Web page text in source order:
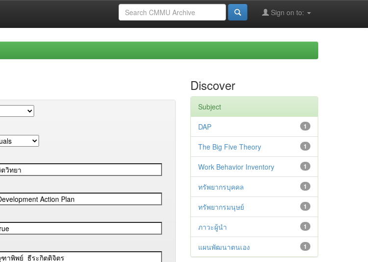
Sign on to:
Discover
Subject
1
DAP
1
The Big Five Theory
1
Work Behavior Inventory
1
ทรัพยากรบุคคล
1
ทรัพยากรมนุษย์
1
ภาวะผู้นำ
1
แผนพัฒนาตนเอง